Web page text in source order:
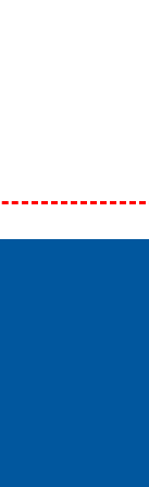
ГЛАВНАЯ